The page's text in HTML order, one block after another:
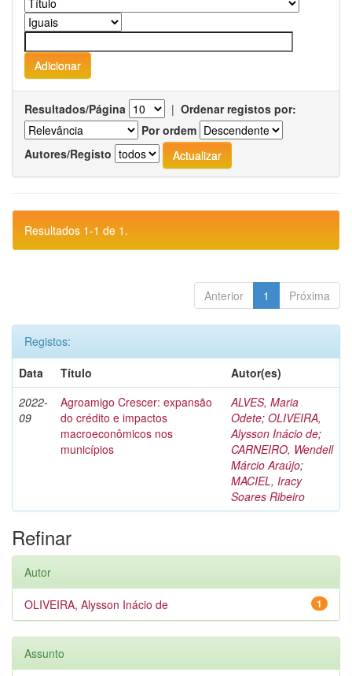
Resultados/Página | Ordenar registos por:
Por ordem
Autores/Registo
Resultados 1-1 de 1.
Anterior 1 Próxima
Registos:
Data
Título
Autor(es)
2022-
09
Agroamigo Crescer: expansão
do crédito e impactos
macroeconômicos nos
municípios
ALVES, Maria
Odete; OLIVEIRA,
Alysson Inácio de;
CARNEIRO, Wendell
Márcio Araújo;
MACIEL, Iracy
Soares Ribeiro
Refinar
Autor
1
OLIVEIRA, Alysson Inácio de
Assunto